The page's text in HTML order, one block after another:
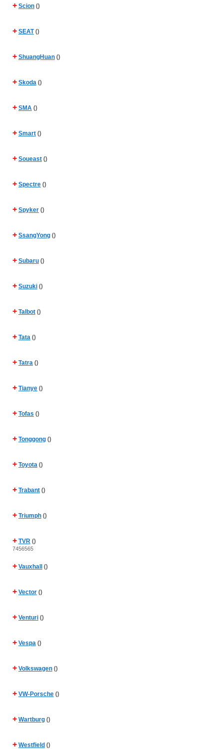
+ Scion ()
+ SEAT()
+ ShuangHuan ()
+ Skoda ()
+ SMA ()
+ Smart ()
+ Soueast ()
+ Spectre ()
+ Spyker ()
+ SsangYong ()
+ Subaru ()
+ Suzuki ()
+ Talbot ()
+ Tata ()
+ Tatra ()
+ Tianye ()
+ Tofas ()
+ Tonggong ()
+ Toyota ()
+ Trabant ()
+ Triumph ()
+ TVR ()
7456565
+ Vauxhall ()
+ Vector ()
+ Venturi ()
+ Vespa ()
+ Volkswagen ()
+ VW-Porsche ()
+ Wartburg ()
+ Westfield ()